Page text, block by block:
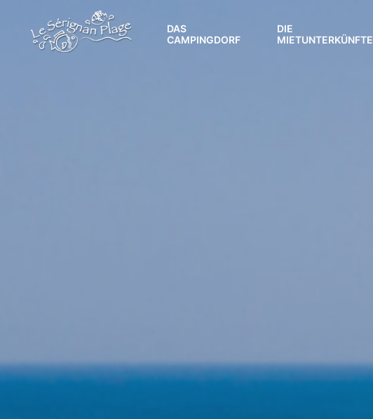
DAS
CAMPINGDORF
DIE
MIETUNTERKÜNFTE